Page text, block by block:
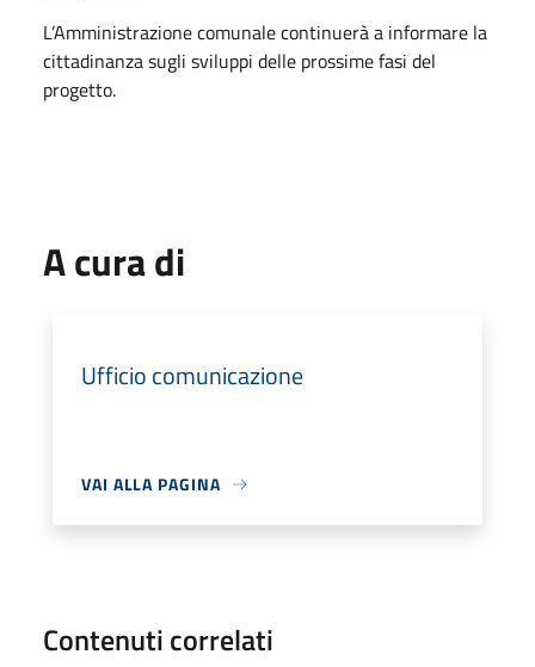
L’Amministrazione comunale continuerà a informare la
cittadinanza sugli sviluppi delle prossime fasi del
progetto.
A cura di
Ufficio comunicazione
VAI ALLA PAGINA
Contenuti correlati